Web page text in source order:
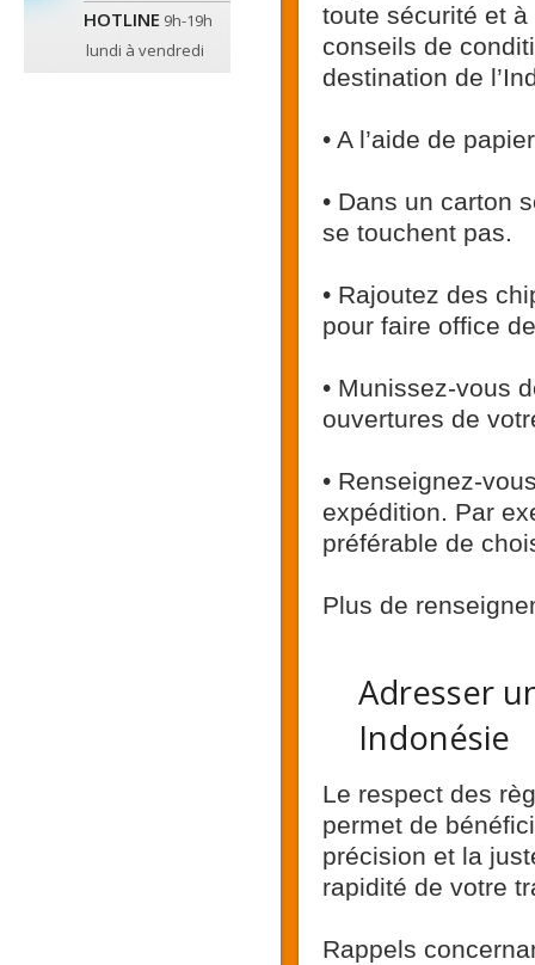
HOTLINE 9h-19h
lundi à vendredi
toute sécurité et
conseils de
destination de
• A l’aide de
• Dans un carton
se touchent pas.
• Rajoutez des
pour faire office
• Munissez-vous
ouvertures de
• Renseignez-
expédition. Par
préférable de
Plus de
Adresser
Indonésie
Le respect des
permet de
précision et la
rapidité de votre
Rappels